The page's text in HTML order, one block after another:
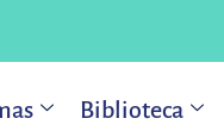
Biblioteca